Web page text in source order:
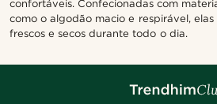
confortáveis. Confecionadas com
como o algodão macio e respirável, elas
frescos e secos durante todo o dia.